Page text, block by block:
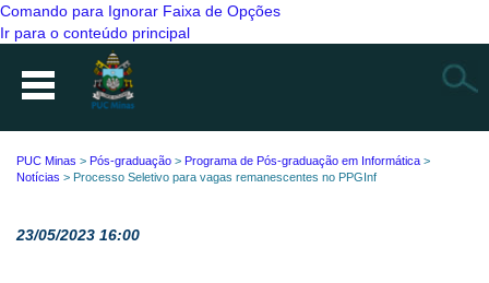
Comando para Ignorar Faixa de Opções
Ir para o conteúdo principal
PUC Minas > Pós-graduação > Programa de Pós-graduação em Informática >
Notícias > Processo Seletivo para vagas remanescentes no PPGInf
23/05/2023 16:00